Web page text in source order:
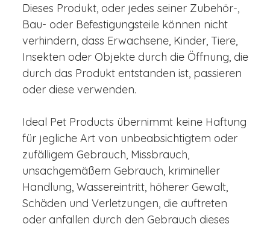
Dieses Produkt, oder jedes seiner Zubehör-,
Bau- oder Befestigungsteile können nicht
verhindern, dass Erwachsene, Kinder, Tiere,
Insekten oder Objekte durch die Öffnung, die
durch das Produkt entstanden ist, passieren
oder diese verwenden.
Ideal Pet Products übernimmt keine Haftung
für jegliche Art von unbeabsichtigtem oder
zufälligem Gebrauch, Missbrauch,
unsachgemäßem Gebrauch, krimineller
Handlung, Wassereintritt, höherer Gewalt,
Schäden und Verletzungen, die auftreten
oder anfallen durch den Gebrauch dieses